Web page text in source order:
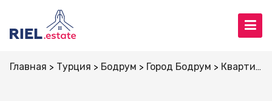
Главная Турция Бодрум Город Бодрум Квартиры